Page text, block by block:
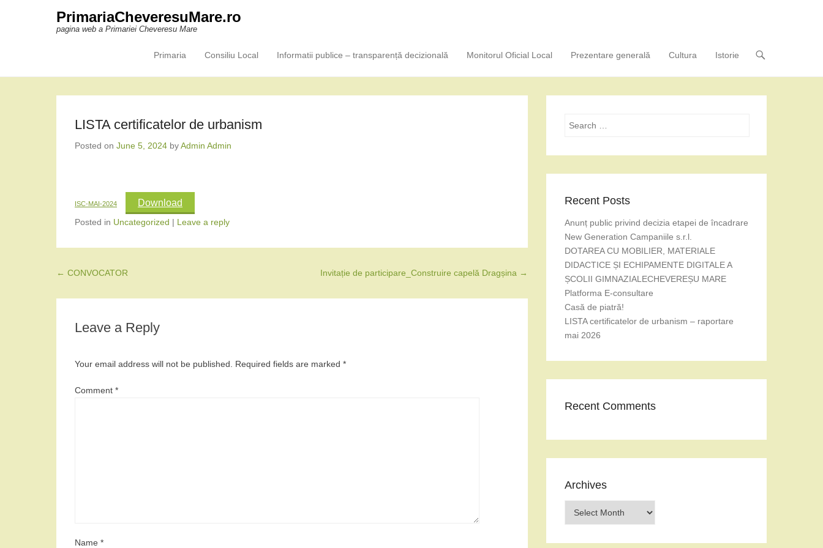
PrimariaCheveresuMare.ro
pagina web a Primariei Cheveresu Mare
Primary Menu
Skip to content
Primaria Consiliu Local Informatii publice – transparență decizională Monitorul Oficial Local Prezentare generală Cultura Istorie
LISTA certificatelor de urbanism
Posted on June 5, 2024 byAdmin Admin
ISC-MAI-2024 Download
Posted in Uncategorized | Leave a reply
Post navigation
← CONVOCATOR Invitație de participare_Construire capelă Dragșina →
Leave a Reply
Your email address will not be published. Required fields are marked *
Comment *
Name *
Search
Recent Posts
Anunț public privind decizia etapei de încadrare
New Generation Campaniile s.r.l.
DOTAREA CU MOBILIER, MATERIALE
DIDACTICE ȘI ECHIPAMENTE DIGITALE A
ȘCOLII GIMNAZIALECHEVEREȘU MARE
Platforma E-consultare
Casă de piatră!
LISTA certificatelor de urbanism – raportare
mai 2026
Recent Comments
Archives